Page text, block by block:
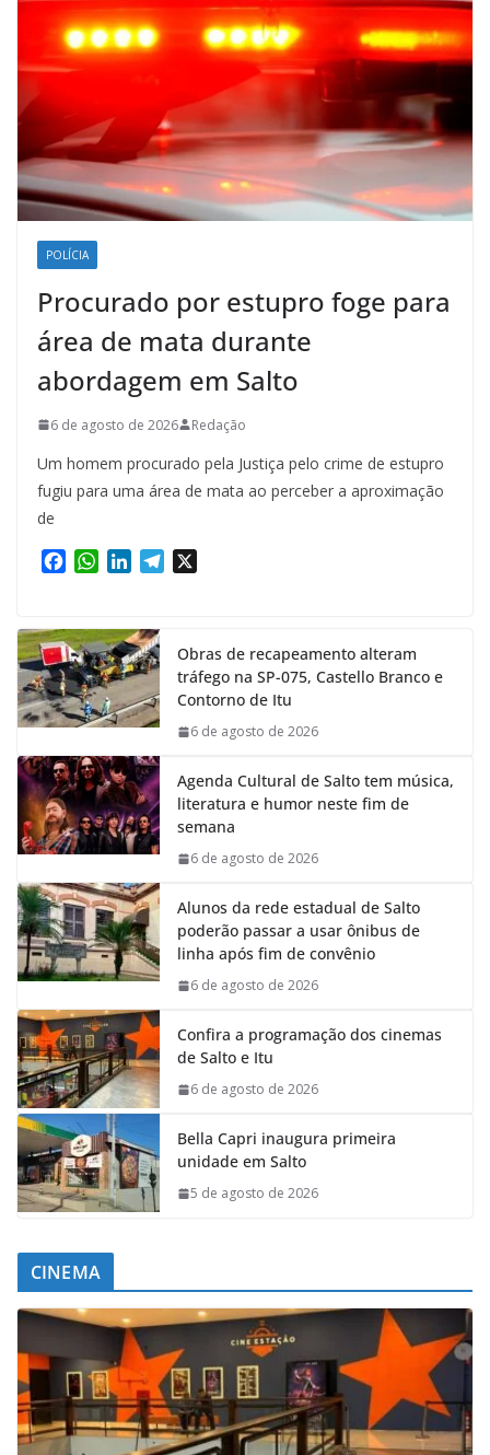
POLÍCIA
Procurado por estupro foge para
área de mata durante
abordagem em Salto
6 de agosto de 2026 Redação
Um homem procurado pela Justiça pelo crime de estupro
fugiu para uma área de mata ao perceber a aproximação
de
e
b
o
o
k
W
t
s
A
p
p
k
e
d
I
n
m
Obras de recapeamento alteram
tráfego na SP-075, Castello Branco e
Contorno de Itu
6 de agosto de 2026
Agenda Cultural de Salto tem música,
literatura e humor neste fim de
semana
6 de agosto de 2026
Alunos da rede estadual de Salto
poderão passar a usar ônibus de
linha após fim de convênio
6 de agosto de 2026
Confira a programação dos cinemas
de Salto e Itu
6 de agosto de 2026
Bella Capri inaugura primeira
unidade em Salto
5 de agosto de 2026
CINEMA